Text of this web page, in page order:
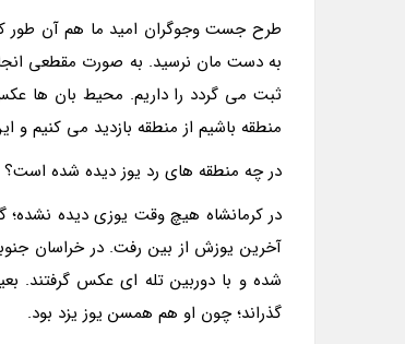
طرح جست وجوگران امید ما هم آن طور
به دست مان نرسید. به صورت مقطعی
ثبت می گردد را داریم. محیط بان ها
منطقه باشیم از منطقه بازدید می کنیم
در چه منطقه های رد یوز دیده شده
در کرمانشاه هیچ وقت یوزی دیده
شده و با دوربین تله ای عکس گرفتند.
گذراند؛ چون او هم همسن یوز یزد بود.